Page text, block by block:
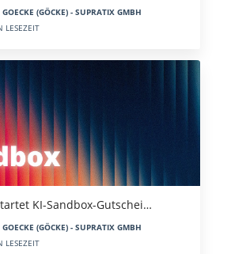
(GÖCKE) - SUPRATIX GMBH
KI-Sandbox-Gutschei…
(GÖCKE) - SUPRATIX GMBH